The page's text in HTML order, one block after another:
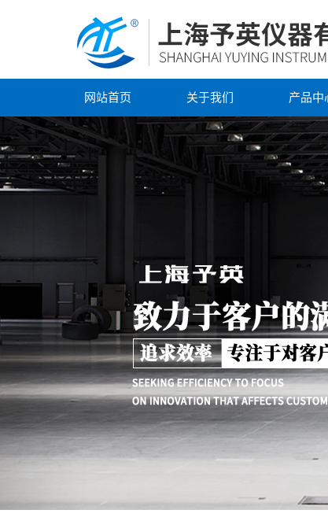
网站首页 关于我们 产品中